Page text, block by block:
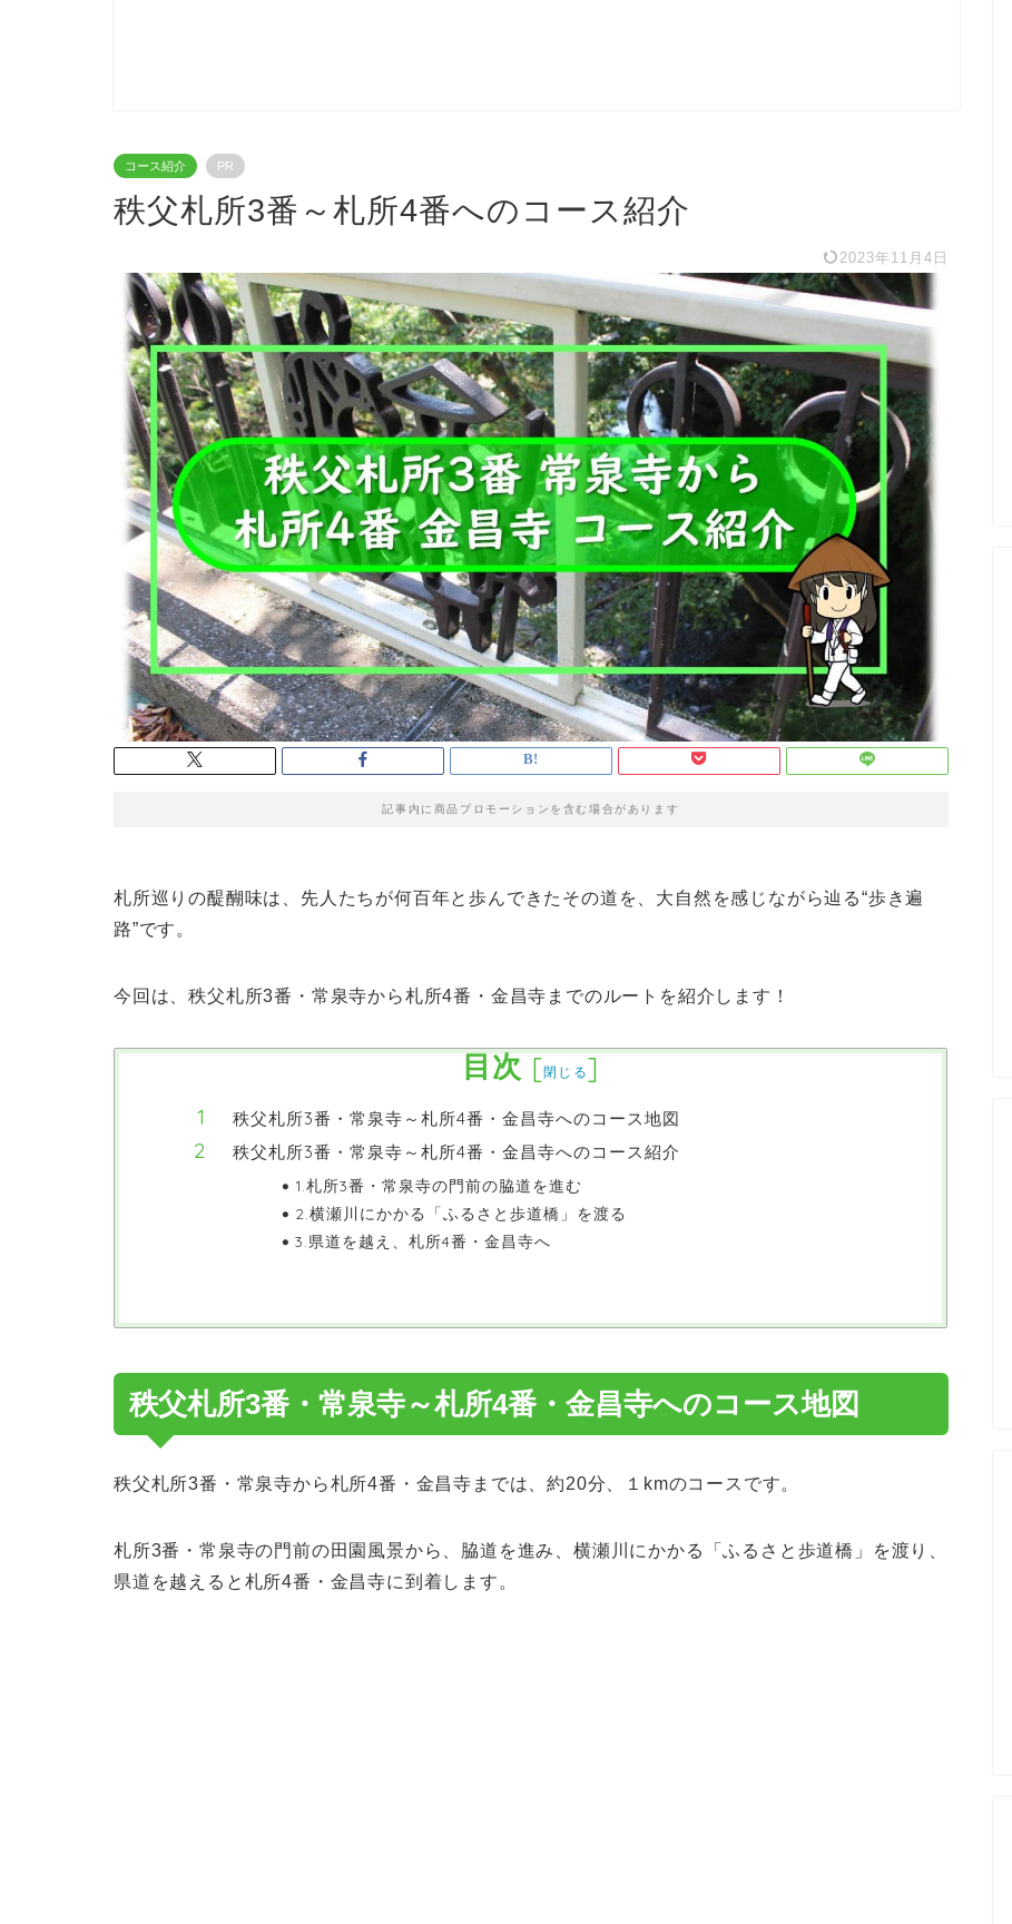
コース紹介 PR
秩父札所3番～札所4番へのコース紹介
2023年11月4日
記事内に商品プロモーションを含む場合があります
札所巡りの醍醐味は、先人たちが何百年と歩んできたその道を、大自然を感じながら辿る“歩き遍
路”です。
今回は、秩父札所3番・常泉寺から札所4番・金昌寺までのルートを紹介します！
目次 [閉じる]
秩父札所3番・常泉寺～札所4番・金昌寺へのコース地図
秩父札所3番・常泉寺～札所4番・金昌寺へのコース紹介
1.札所3番・常泉寺の門前の脇道を進む
2.横瀬川にかかる「ふるさと歩道橋」を渡る
3.県道を越え、札所4番・金昌寺へ
秩父札所3番・常泉寺～札所4番・金昌寺へのコース地図
秩父札所3番・常泉寺から札所4番・金昌寺までは、約20分、１kmのコースです。
札所3番・常泉寺の門前の田園風景から、脇道を進み、横瀬川にかかる「ふるさと歩道橋」を渡り、
県道を越えると札所4番・金昌寺に到着します。